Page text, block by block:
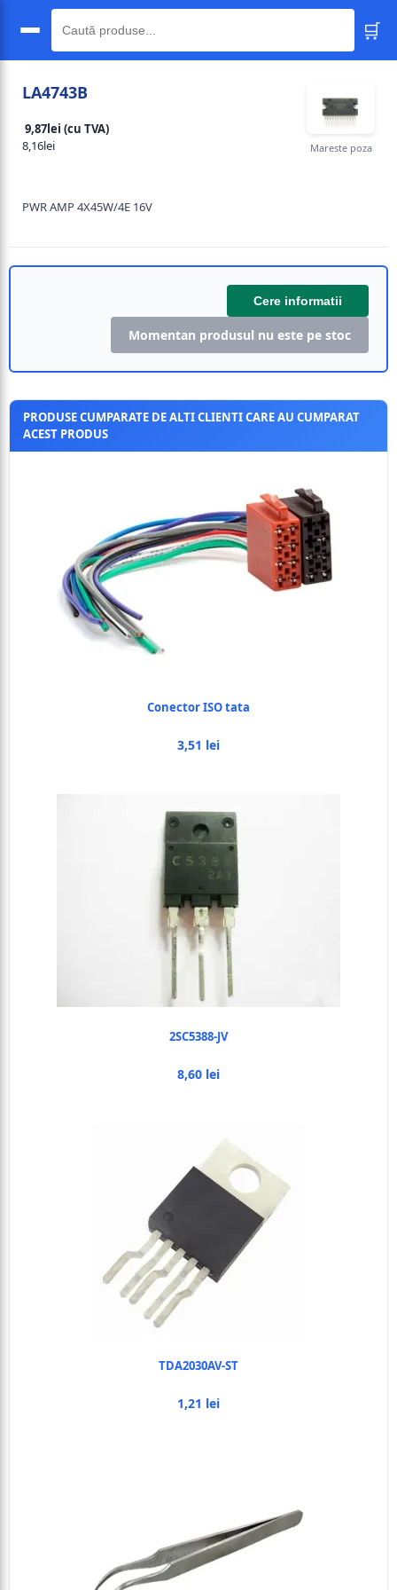
🛒
LA4743B
9,87lei (cu TVA)
8,16lei
Mareste poza
PWR AMP 4X45W/4E 16V
Cere informatii
Momentan produsul nu este pe stoc
PRODUSE CUMPARATE DE ALTI CLIENTI CARE AU CUMPARAT
ACEST PRODUS
Conector ISO tata
3,51 lei
2SC5388-JV
8,60 lei
TDA2030AV-ST
1,21 lei